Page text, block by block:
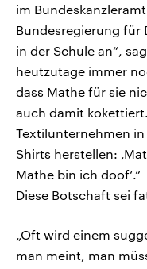
im
Bundesregierung für
in der Schule an“,
heutzutage immer
dass Mathe für sie
auch damit
Textilunternehmen
Shirts herstellen:
Mathe bin ich doof‘.“
Diese Botschaft sei
„Oft wird einem
man meint, man